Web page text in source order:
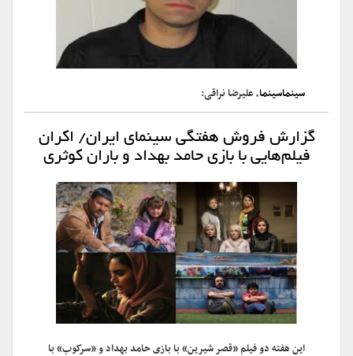
سینماسینما، علیرضا نراقی:
گزارش فروش هفتگی سینمای ایران/ اکران
فیلم‌هایی با بازی حامد بهداد و باران کوثری
این هفته دو فیلم «قصر شیرین» با بازی حامد بهداد و «سرکوب» با